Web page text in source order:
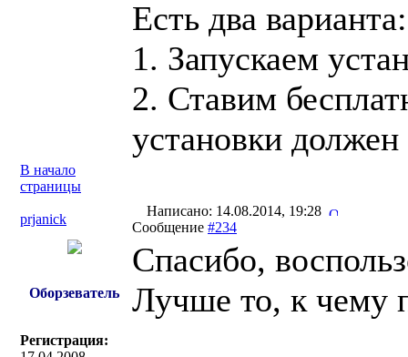
Есть два варианта:
1. Запускаем
2. Ставим
установки
В начало
страницы
prjanick
Написано: 14.08.2014, 19:28
Сообщение #234
Оборзеватель
Регистрация:
Спасибо,
Лучше то, к чему